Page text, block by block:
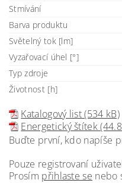
Stmívání
Barva produktu
Světelný tok [lm]
Vyzařovací úhel [°]
Typ zdroje
Životnost [h]
Katalogový list (534 kB)
Energetický štítek
Buďte první, kdo napíše
Pouze registrovaní
Prosím přihlaste se nebo